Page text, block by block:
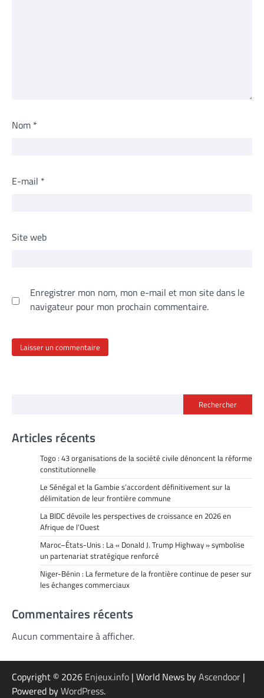
Nom *
E-mail *
Site web
Enregistrer mon nom, mon e-mail et mon site dans le
navigateur pour mon prochain commentaire.
Rechercher
Articles récents
Togo : 43 organisations de la société civile dénoncent la réforme
constitutionnelle
Le Sénégal et la Gambie s’accordent définitivement sur la
délimitation de leur frontière commune
La BIDC dévoile les perspectives de croissance en 2026 en
Afrique de l’Ouest
Maroc–États-Unis : La « Donald J. Trump Highway » symbolise
un partenariat stratégique renforcé
Niger-Bénin : La fermeture de la frontière continue de peser sur
les échanges commerciaux
Commentaires récents
Aucun commentaire à afficher.
Copyright © 2026 Enjeux.info | World News byAscendoor |
Powered byWordPress.